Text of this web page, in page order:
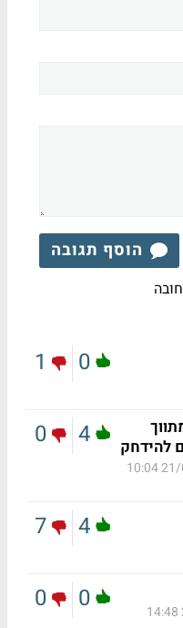
הוסף תגובה
0
1
להידחק
21/
4
0
4
7
0
0